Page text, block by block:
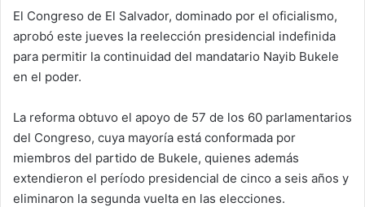
El Congreso de El Salvador, dominado por el oficialismo,
aprobó este jueves la reelección presidencial indefinida
para permitir la continuidad del mandatario Nayib Bukele
en el poder.
La reforma obtuvo el apoyo de 57 de los 60 parlamentarios
del Congreso, cuya mayoría está conformada por
miembros del partido de Bukele, quienes además
extendieron el período presidencial de cinco a seis años y
eliminaron la segunda vuelta en las elecciones.